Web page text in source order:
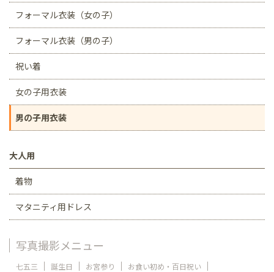
フォーマル衣装（女の子）
フォーマル衣装（男の子）
祝い着
女の子用衣装
男の子用衣装
大人用
着物
マタニティ用ドレス
写真撮影メニュー
七五三 誕生日 お宮参り
お食い初め・百日祝い